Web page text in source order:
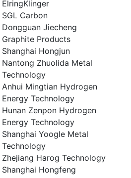
ElringKlinger
SGL Carbon
Dongguan Jiecheng
Graphite Products
Shanghai Hongjun
Nantong Zhuolida Metal
Technology
Anhui Mingtian Hydrogen
Energy Technology
Hunan Zenpon Hydrogen
Energy Technology
Shanghai Yoogle Metal
Technology
Zhejiang Harog Technology
Shanghai Hongfeng